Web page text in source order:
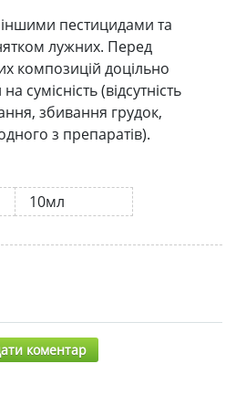
іншими пестицидами та
лужних. Перед
композицій доцільно
сумісність (відсутність
збивання грудок,
з препаратів).
10мл
коментар